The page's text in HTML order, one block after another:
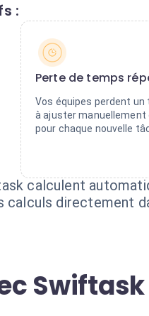
:
Perte de temps
Vos équipes perdent
à ajuster manuellement
pour chaque nouvelle
calculent
directement
Swiftask